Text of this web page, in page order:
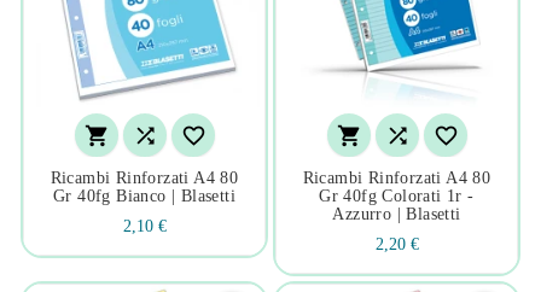
  
Ricambi Rinforzati A4 80
Gr 40fg Bianco | Blasetti
2,10 €
  
Ricambi Rinforzati A4 80
Gr 40fg Colorati 1r -
Azzurro | Blasetti
2,20 €